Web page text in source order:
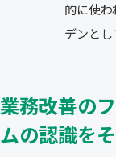
的に使
デンとし
業務改善の
ムの認識を